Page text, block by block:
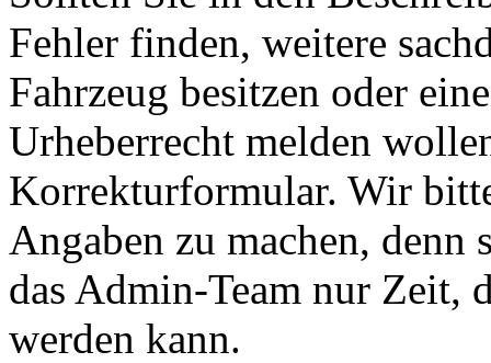
Fehler finden, weitere
Fahrzeug besitzen oder
Urheberrecht melden
Korrekturformular. Wir
Angaben zu machen,
das Admin-Team nur Zeit,
werden kann.